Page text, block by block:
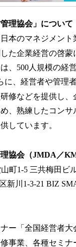
理協会」について
本のマネジメント
た企業経営の啓
、500人規模の経
、経営者や管理
修などを提供し
、熟練したコン
しています。
協会（JMDA／
町1-5 三共梅田ビ
川1-3-21 BIZ
ー「全国経営者大
事業、各種セミナ